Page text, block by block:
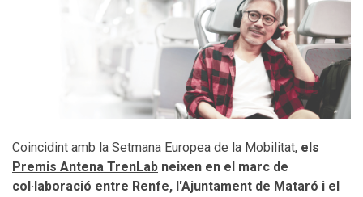
Coincidint amb la Setmana Europea de la Mobilitat, els
Premis Antena TrenLab neixen en el marc de
col·laboració entre Renfe, l'Ajuntament de Mataró i el